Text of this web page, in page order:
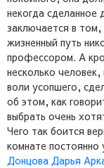
некогда
заключается в
жизненный путь
профессором. А
несколько
воли усопшего,
об этом, как
выбрать очень
Чего так боится
комнате постоянно
Донцова Дарья